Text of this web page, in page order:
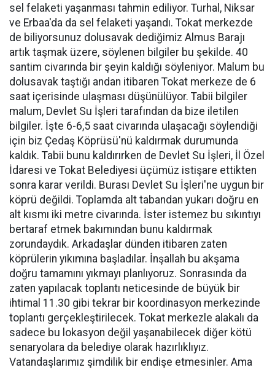
sel felaketi yaşanması tahmin ediliyor. Turhal, Niksar
ve Erbaa'da da sel felaketi yaşandı. Tokat merkezde
de biliyorsunuz dolusavak dediğimiz Almus Barajı
artık taşmak üzere, söylenen bilgiler bu şekilde. 40
santim civarında bir şeyin kaldığı söyleniyor. Malum bu
dolusavak taştığı andan itibaren Tokat merkeze de 6
saat içerisinde ulaşması düşünülüyor. Tabii bilgiler
malum, Devlet Su İşleri tarafından da bize iletilen
bilgiler. İşte 6-6,5 saat civarında ulaşacağı söylendiği
için biz Çedaş Köprüsü'nü kaldırmak durumunda
kaldık. Tabii bunu kaldırırken de Devlet Su İşleri, İl Özel
İdaresi ve Tokat Belediyesi üçümüz istişare ettikten
sonra karar verildi. Burası Devlet Su İşleri'ne uygun bir
köprü değildi. Toplamda alt tabandan yukarı doğru en
alt kısmı iki metre civarında. İster istemez bu sıkıntıyı
bertaraf etmek bakımından bunu kaldırmak
zorundaydık. Arkadaşlar dünden itibaren zaten
köprülerin yıkımına başladılar. İnşallah bu akşama
doğru tamamını yıkmayı planlıyoruz. Sonrasında da
zaten yapılacak toplantı neticesinde de büyük bir
ihtimal 11.30 gibi tekrar bir koordinasyon merkezinde
toplantı gerçekleştirilecek. Tokat merkezle alakalı da
sadece bu lokasyon değil yaşanabilecek diğer kötü
senaryolara da belediye olarak hazırlıklıyız.
Vatandaşlarımız şimdilik bir endişe etmesinler. Ama